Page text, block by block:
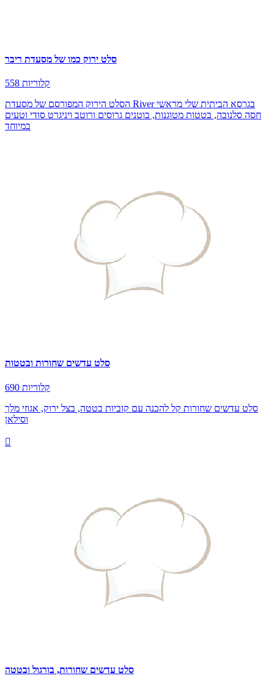
סלט ירוק כמו של מסעדת ריבר
558 קלוריות
הסלט הירוק המפורסם של מסעדת River בגרסא הביתית שלי מראשי
חסה סלנובה, בטטות מטוגנות, בוטנים גרוסים ורוטב ויניגרט סודי וטעים
במיוחד
סלט עדשים שחורות ובטטות
690 קלוריות
סלט עדשים שחורות קל להכנה עם קוביות בטטה, בצל ירוק, אגוזי מלך
וסילאן

סלט עדשים שחורות, בורגול ובטטה